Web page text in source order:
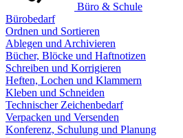
Büro & Schule
Bürobedarf
Ordnen und Sortieren
Ablegen und Archivieren
Bücher, Blöcke und Haftnotizen
Schreiben und Korrigieren
Heften, Lochen und Klammern
Kleben und Schneiden
Technischer Zeichenbedarf
Verpacken und Versenden
Konferenz, Schulung und Planung